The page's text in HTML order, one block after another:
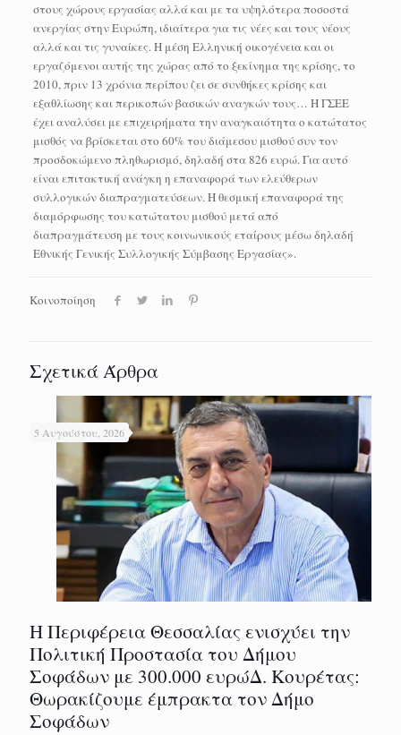
στους χώρους εργασίας αλλά και με τα υψηλότερα ποσοστά
ανεργίας στην Ευρώπη, ιδιαίτερα για τις νέες και τους νέους
αλλά και τις γυναίκες. H μέση Ελληνική οικογένεια και οι
εργαζόμενοι αυτής της χώρας από το ξεκίνημα της κρίσης, το
2010, πριν 13 χρόνια περίπου ζει σε συνθήκες κρίσης και
εξαθλίωσης και περικοπών βασικών αναγκών τους… Η ΓΣΕΕ
έχει αναλύσει με επιχειρήματα την αναγκαιότητα ο κατώτατος
μισθός να βρίσκεται στο 60% του διάμεσου μισθού συν τον
προσδοκώμενο πληθωρισμό, δηλαδή στα 826 ευρώ. Για αυτό
είναι επιτακτική ανάγκη η επαναφορά των ελεύθερων
συλλογικών διαπραγματεύσεων. Η θεσμική επαναφορά της
διαμόρφωσης του κατώτατου μισθού μετά από
διαπραγμάτευση με τους κοινωνικούς εταίρους μέσω δηλαδή
Εθνικής Γενικής Συλλογικής Σύμβασης Εργασίας».
Κοινοποίηση
Σχετικά Άρθρα
5 Αυγούστου, 2026
Η Περιφέρεια Θεσσαλίας ενισχύει την
Πολιτική Προστασία του Δήμου
Σοφάδων με 300.000 ευρώΔ. Κουρέτας:
Θωρακίζουμε έμπρακτα τον Δήμο
Σοφάδων